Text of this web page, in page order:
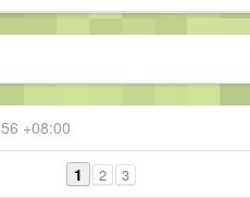
+08:00
1 2 3